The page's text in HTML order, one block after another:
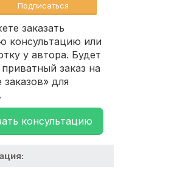
Подписаться
заказать
консультацию или
у автора. Будет
заказ на
для
консультацию